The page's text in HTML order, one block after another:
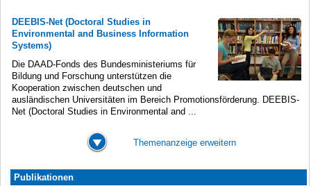
DEEBIS-Net (Doctoral Studies in
Environmental and Business Information
Systems)
Die DAAD-Fonds des Bundesministeriums für
Bildung und Forschung unterstützen die
Kooperation zwischen deutschen und
ausländischen Universitäten im Bereich Promotionsförderung. DEEBIS-
Net (Doctoral Studies in Environmental and ...
Themenanzeige erweitern
Publikationen